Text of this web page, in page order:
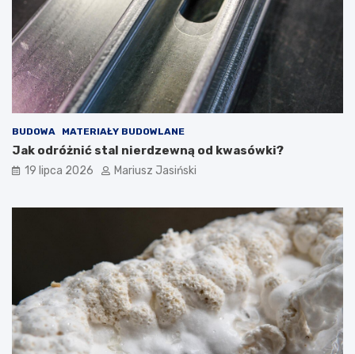
BUDOWA MATERIAŁY BUDOWLANE
Jak odróżnić stal nierdzewną od kwasówki?
19 lipca 2026 Mariusz Jasiński